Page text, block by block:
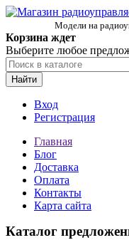
Модели на
Корзина ждет
Выберите любое
Найти
Вход
Регистрация
Главная
Блог
Доставка
Оплата
Контакты
Карта сайта
Каталог